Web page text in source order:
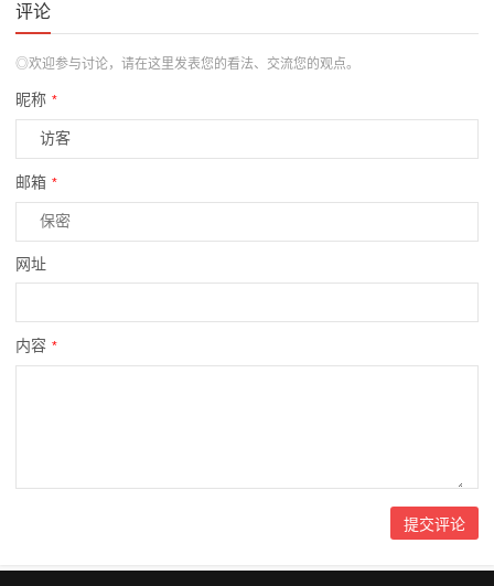
评论
◎欢迎参与讨论，请在这里发表您的看法、交流您的观点。
昵称 *
邮箱 *
网址
内容 *